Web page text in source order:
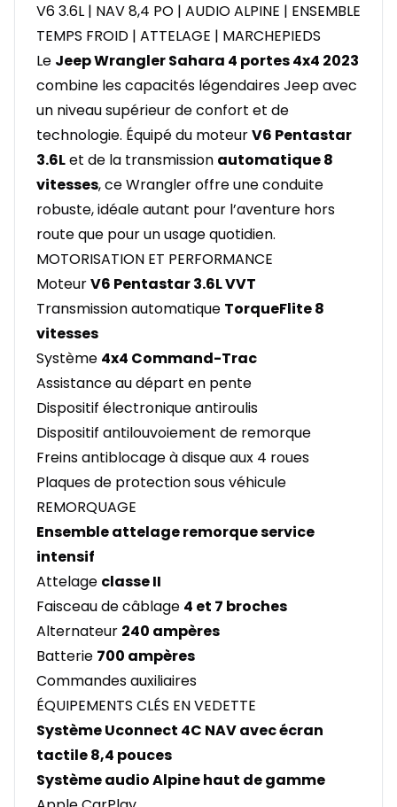
V6 3.6L | NAV 8,4 PO | AUDIO ALPINE | ENSEMBLE
TEMPS FROID | ATTELAGE | MARCHEPIEDS
Le Jeep Wrangler Sahara 4 portes 4x4 2023
combine les capacités légendaires Jeep avec
un niveau supérieur de confort et de
technologie. Équipé du moteurV6 Pentastar
3.6Let de la transmission automatique 8
vitesses, ce Wrangler offre une conduite
robuste, idéale autant pour l’aventure hors
route que pour un usage quotidien.
MOTORISATION ET PERFORMANCE
MoteurV6 Pentastar 3.6L VVT
Transmission automatique TorqueFlite 8
vitesses
Système 4x4 Command-Trac
Assistance au départ en pente
Dispositif électronique antiroulis
Dispositif antilouvoiement de remorque
Freins antiblocage à disque aux 4 roues
Plaques de protection sous véhicule
REMORQUAGE
Ensemble attelage remorque service
intensif
Attelage classe II
Faisceau de câblage 4 et 7 broches
Alternateur 240 ampères
Batterie 700 ampères
Commandes auxiliaires
ÉQUIPEMENTS CLÉS EN VEDETTE
Système Uconnect 4C NAV avec écran
tactile 8,4 pouces
Système audio Alpine haut de gamme